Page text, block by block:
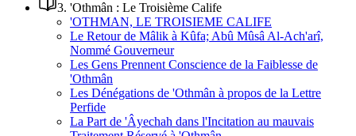
3. 'Othmân : Le Troisième Calife
'OTHMAN, LE TROISIEME CALIFE
Le Retour de Mâlik à Kûfa; Abû Mûsâ Al-Ach'arî,
Nommé Gouverneur
Les Gens Prennent Conscience de la Faiblesse de
'Othmân
Les Dénégations de 'Othmân à propos de la Lettre
Perfide
La Part de 'Âyechah dans l'Incitation au mauvais